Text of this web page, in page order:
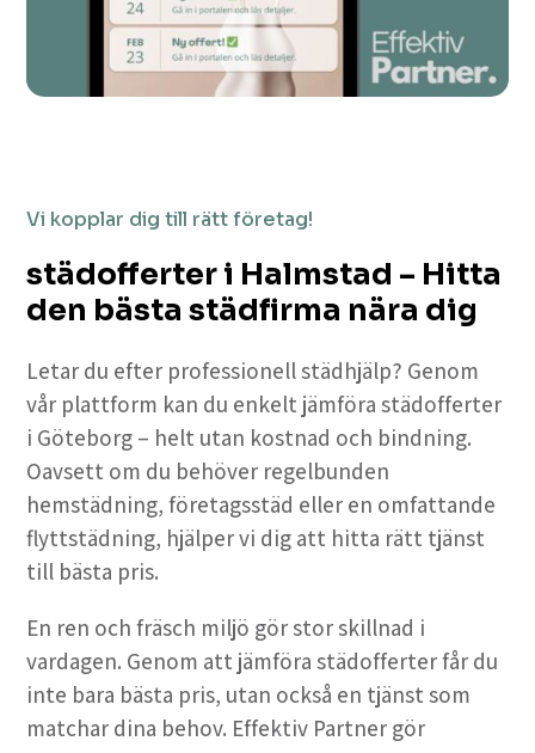
Vi kopplar dig till rätt företag!
städofferter i Halmstad – Hitta
den bästa städfirma nära dig
Letar du efter professionell städhjälp? Genom
vår plattform kan du enkelt jämföra städofferter
i Göteborg – helt utan kostnad och bindning.
Oavsett om du behöver regelbunden
hemstädning, företagsstäd eller en omfattande
flyttstädning, hjälper vi dig att hitta rätt tjänst
till bästa pris.
En ren och fräsch miljö gör stor skillnad i
vardagen. Genom att jämföra städofferter får du
inte bara bästa pris, utan också en tjänst som
matchar dina behov. Effektiv Partner gör